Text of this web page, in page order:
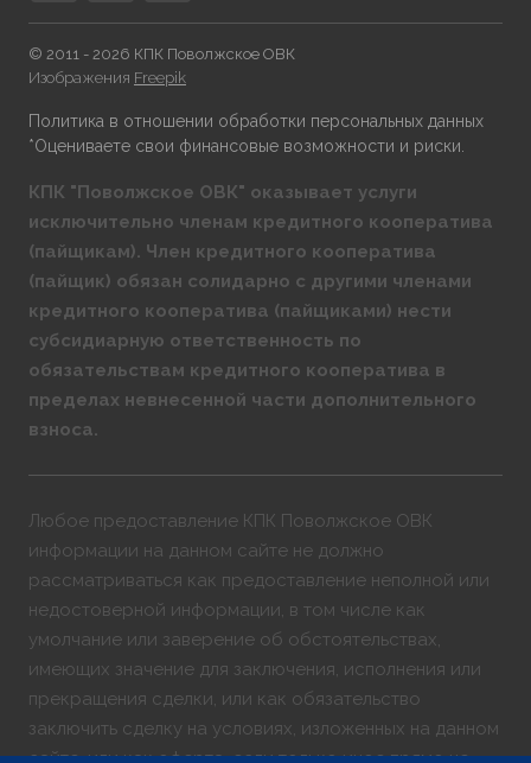
© 2011 - 2026 КПК Поволжское ОВК
Изображения Freepik
Политика в отношении обработки персональных данных
*Оцениваете свои финансовые возможности и риски.
КПК "Поволжское ОВК" оказывает услуги
исключительно членам кредитного кооператива
(пайщикам). Член кредитного кооператива
(пайщик) обязан солидарно с другими членами
кредитного кооператива (пайщиками) нести
субсидиарную ответственность по
обязательствам кредитного кооператива в
пределах невнесенной части дополнительного
взноса.
Любое предоставление КПК Поволжское ОВК
информации на данном сайте не должно
рассматриваться как предоставление неполной или
недостоверной информации, в том числе как
умолчание или заверение об обстоятельствах,
имеющих значение для заключения, исполнения или
прекращения сделки, или как обязательство
заключить сделку на условиях, изложенных на данном
сайте, или как оферта, если только иное прямо не